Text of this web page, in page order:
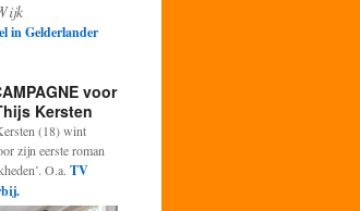
in Gelderlander
voor
Kersten
(18) wint
zijn eerste roman
O.a. TV